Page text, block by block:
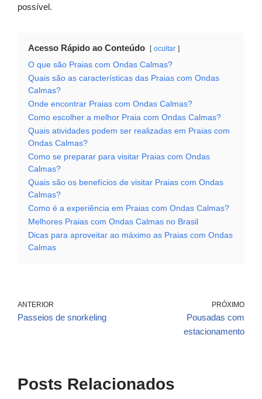
possível.
Acesso Rápido ao Conteúdo ocultar
O que são Praias com Ondas Calmas?
Quais são as características das Praias com Ondas
Calmas?
Onde encontrar Praias com Ondas Calmas?
Como escolher a melhor Praia com Ondas Calmas?
Quais atividades podem ser realizadas em Praias com
Ondas Calmas?
Como se preparar para visitar Praias com Ondas
Calmas?
Quais são os benefícios de visitar Praias com Ondas
Calmas?
Como é a experiência em Praias com Ondas Calmas?
Melhores Praias com Ondas Calmas no Brasil
Dicas para aproveitar ao máximo as Praias com Ondas
Calmas
ANTERIOR
Passeios de snorkeling
PRÓXIMO
Pousadas com
estacionamento
Posts Relacionados